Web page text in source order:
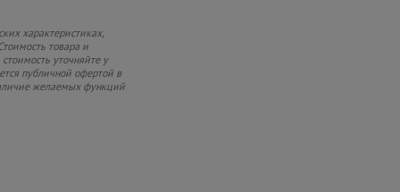
характеристиках,
товара и
уточняйте у
публичной офертой в
желаемых функций